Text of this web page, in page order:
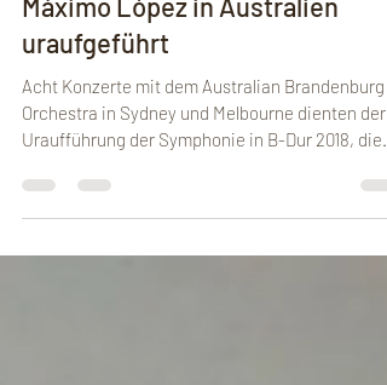
Verrückten-Symphony von Félix
Máximo López in Australien
uraufgeführt
Acht Konzerte mit dem Australian Brandenburg
Uraufführung der Symphonie in B-Dur 2018, die...